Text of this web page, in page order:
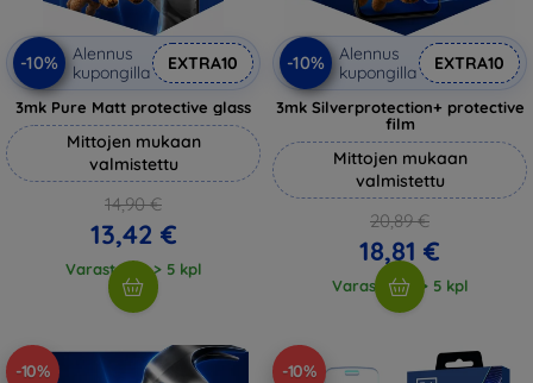
-10%
Alennus
kupongilla
EXTRA10
3mk Pure Matt protective glass
Mittojen mukaan
valmistettu
14,90 €
13,42 €
Varastossa > 5 kpl
-10%
Alennus
kupongilla
EXTRA10
3mk Silverprotection+ protective
film
Mittojen mukaan
valmistettu
20,89 €
18,81 €
Varastossa > 5 kpl
-10% -10%